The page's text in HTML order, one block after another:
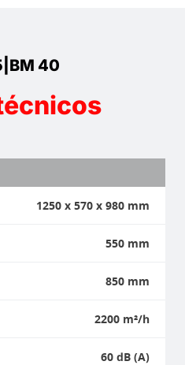
40
1250 x 570 x 980 mm
550 mm
850 mm
2200 m²/h
60 dB (A)